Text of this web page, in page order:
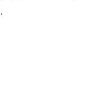
.